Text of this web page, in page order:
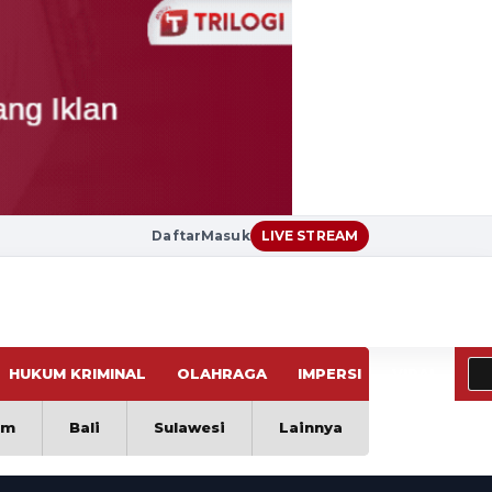
DaftarMasuk LIVE STREAM
HUKUM KRIMINAL OLAHRAGA IMPERSI
Bali Sulawesi Lainnya